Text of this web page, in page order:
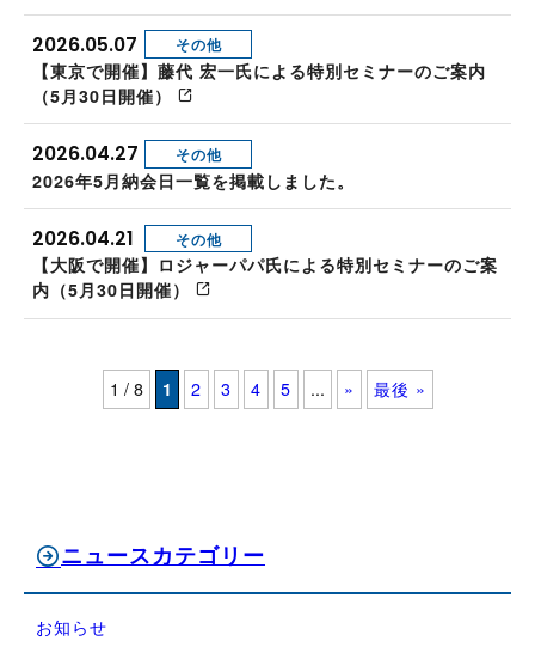
2026.05.07 その他
【東京で開催】藤代 宏一氏による特別セミナーのご案内
（5月30日開催）
2026.04.27 その他
2026年5月納会日一覧を掲載しました。
2026.04.21 その他
【大阪で開催】ロジャーパパ氏による特別セミナーのご案
内（5月30日開催）
1 / 8 1 2 3 4 5 ... » 最後 »
ニュースカテゴリー
お知らせ